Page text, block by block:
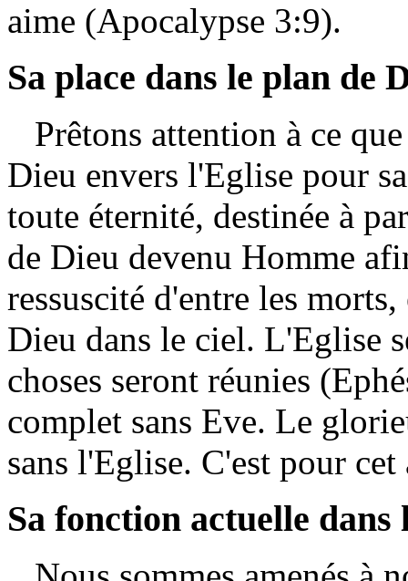
aime (Apocalypse 3:9).
Sa place dans le plan de
Prêtons attention à ce
Dieu envers l'Eglise pour
toute éternité, destinée à
de Dieu devenu Homme
ressuscité d'entre les
Dieu dans le ciel. L'Eglise
choses seront réunies
complet sans Eve. Le
sans l'Eglise. C'est pour
Sa fonction actuelle dans